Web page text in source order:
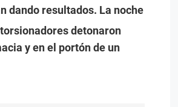
dando resultados. La noche
detonaron
y en el portón de un